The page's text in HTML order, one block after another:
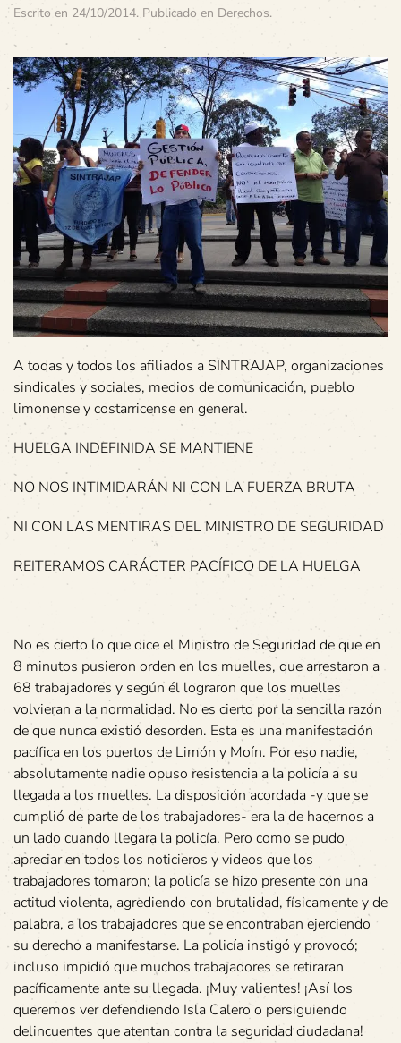
Escrito en 24/10/2014. Publicado en Derechos.
A todas y todos los afiliados a SINTRAJAP, organizaciones
sindicales y sociales, medios de comunicación, pueblo
limonense y costarricense en general.
HUELGA INDEFINIDA SE MANTIENE
NO NOS INTIMIDARÁN NI CON LA FUERZA BRUTA
NI CON LAS MENTIRAS DEL MINISTRO DE SEGURIDAD
REITERAMOS CARÁCTER PACÍFICO DE LA HUELGA
No es cierto lo que dice el Ministro de Seguridad de que en
8 minutos pusieron orden en los muelles, que arrestaron a
68 trabajadores y según él lograron que los muelles
volvieran a la normalidad. No es cierto por la sencilla razón
de que nunca existió desorden. Esta es una manifestación
pacífica en los puertos de Limón y Moín. Por eso nadie,
absolutamente nadie opuso resistencia a la policía a su
llegada a los muelles. La disposición acordada -y que se
cumplió de parte de los trabajadores- era la de hacernos a
un lado cuando llegara la policía. Pero como se pudo
apreciar en todos los noticieros y videos que los
trabajadores tomaron; la policía se hizo presente con una
actitud violenta, agrediendo con brutalidad, físicamente y de
palabra, a los trabajadores que se encontraban ejerciendo
su derecho a manifestarse. La policía instigó y provocó;
incluso impidió que muchos trabajadores se retiraran
pacíficamente ante su llegada. ¡Muy valientes! ¡Así los
queremos ver defendiendo Isla Calero o persiguiendo
delincuentes que atentan contra la seguridad ciudadana!